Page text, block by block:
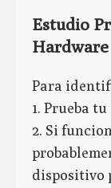
Estudio
Hardware
Para
1. Prueba
2. Si
dispositivo